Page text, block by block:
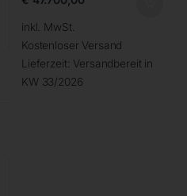
inkl. MwSt.
Kostenloser Versand
Lieferzeit: Versandbereit in
KW 33/2026